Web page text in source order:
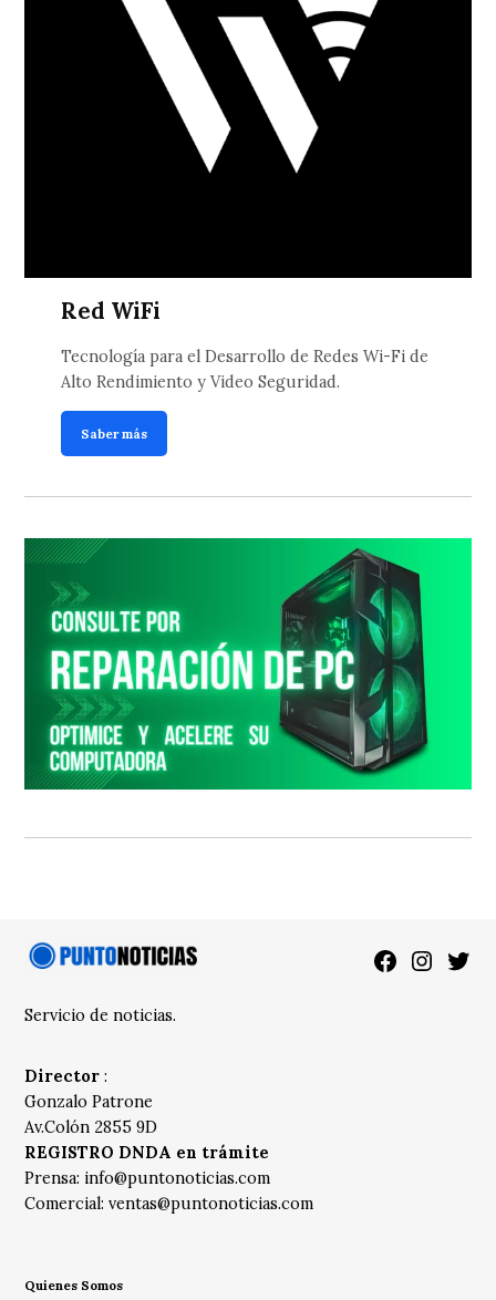
Red WiFi
Tecnología para el Desarrollo de Redes Wi-Fi de
Alto Rendimiento y Video Seguridad.
Saber más
Facebook
Servicio de noticias.
Director :
Gonzalo Patrone
Av.Colón 2855 9D
REGISTRO DNDA en trámite
Prensa: info@puntonoticias.com
Comercial:ventas@puntonoticias.com
Quienes Somos